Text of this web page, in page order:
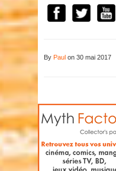
By Paul on 30 mai 2017